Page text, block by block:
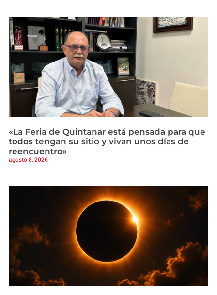
«La Feria de Quintanar está pensada para que
todos tengan su sitio y vivan unos días de
reencuentro»
agosto 8, 2026